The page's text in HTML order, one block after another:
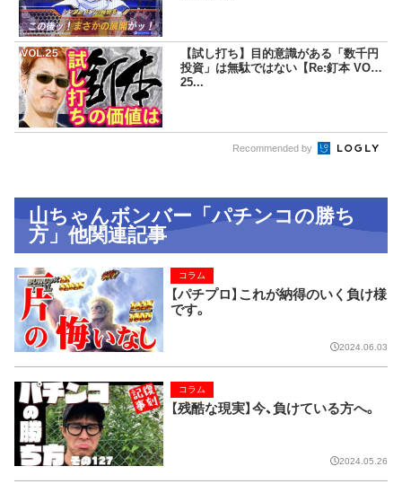
【試し打ち】目的意識がある「数千円
投資」は無駄ではない【Re:釘本 VOL.
25...
Recommended by
山ちゃんボンバー「パチンコの勝ち
方」他関連記事
【パチプロ】これが納得のいく負け様
です。
コラム
2024.06.03
【残酷な現実】今、負けている方へ。
コラム
2024.05.26